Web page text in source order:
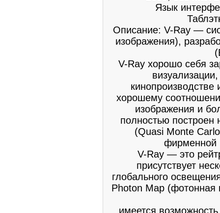
Язык
Описание: V-Ray —
изображения),
V-Ray хорошо себя
кинопроизводстве
хорошему
изображения и
полностью
(Quasi Monte
фирменной
V-Ray — это
присутствует
глобального
Photon Map (фотонная
имеется